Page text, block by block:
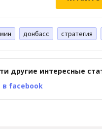
донбасс стратегия
другие интересные
facebook